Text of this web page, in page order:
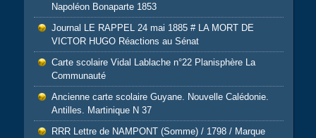
Napoléon Bonaparte 1853
Journal LE RAPPEL 24 mai 1885 # LA MORT DE
VICTOR HUGO Réactions au Sénat
Carte scolaire Vidal Lablache n°22 Planisphère La
Communauté
Ancienne carte scolaire Guyane. Nouvelle Calédonie.
Antilles. Martinique N 37
RRR Lettre de NAMPONT (Somme) / 1798 / Marque